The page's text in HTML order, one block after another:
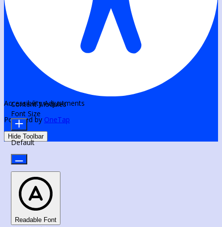
Accessibility Adjustments
Powered by OneTap
Hide Toolbar
Content Modules
Font Size
Default
Readable Font